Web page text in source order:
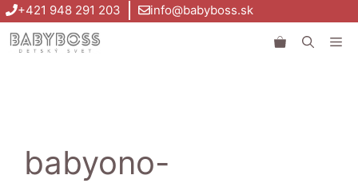
Preskočiť
na
obsah
+421 948 291 203 info@babyboss.sk
babyono-